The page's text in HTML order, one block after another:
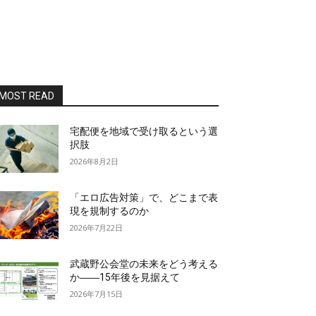
READ
宅配便を地域で受け取るという選
択肢
2026年8月2日
「エロ広告対策」で、どこまで表
現を規制するのか
2026年7月22日
武蔵野公会堂の未来をどう考える
か――15年後を見据えて
2026年7月15日